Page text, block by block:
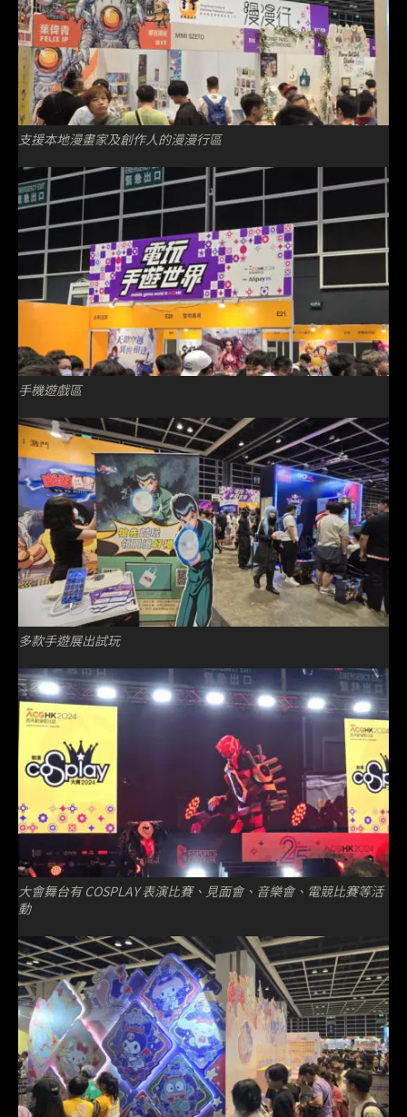
支援本地漫畫家及創作人的漫漫行區
手機遊戲區
多款手遊展出試玩
大會舞台有 COSPLAY 表演比賽、見面會、音樂會、電競比賽等活
動